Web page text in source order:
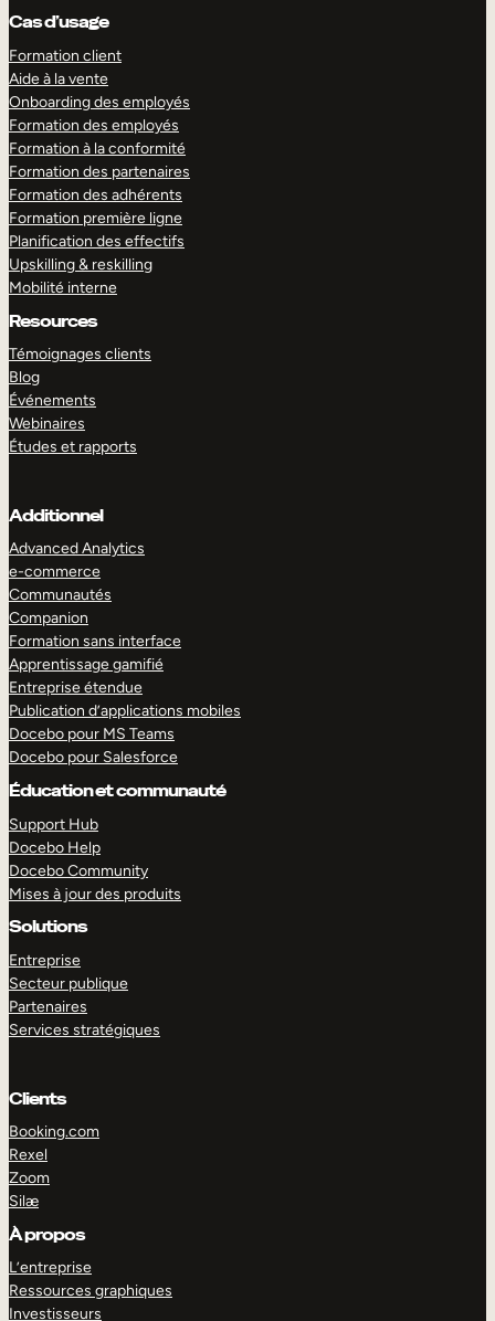
Cas d’usage
Formation client
Aide à la vente
Onboarding des employés
Formation des employés
Formation à la conformité
Formation des partenaires
Formation des adhérents
Formation première ligne
Planification des effectifs
Upskilling & reskilling
Mobilité interne
Resources
Témoignages clients
Blog
Événements
Webinaires
Études et rapports
Additionnel
Advanced Analytics
e-commerce
Communautés
Companion
Formation sans interface
Apprentissage gamifié
Entreprise étendue
Publication d’applications mobiles
Docebo pour MS Teams
Docebo pour Salesforce
Éducation et communauté
Support Hub
Docebo Help
Docebo Community
Mises à jour des produits
Solutions
Entreprise
Secteur publique
Partenaires
Services stratégiques
Clients
Booking.com
Rexel
Zoom
Silæ
À propos
L’entreprise
Ressources graphiques
Investisseurs